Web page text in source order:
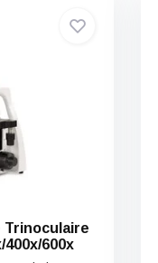
Trinoculaire
400x/600x